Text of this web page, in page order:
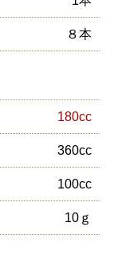
８本
180cc
360cc
100cc
10ｇ